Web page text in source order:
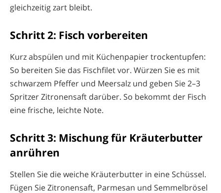
gleichzeitig zart bleibt.
Schritt 2: Fisch vorbereiten
Kurz abspülen und mit Küchenpapier trockentupfen:
So bereiten Sie das Fischfilet vor. Würzen Sie es mit
schwarzem Pfeffer und Meersalz und geben Sie 2–3
Spritzer Zitronensaft darüber. So bekommt der Fisch
eine frische, leichte Note.
Schritt 3: Mischung für Kräuterbutter
anrühren
Stellen Sie die weiche Kräuterbutter in eine Schüssel.
Fügen Sie Zitronensaft, Parmesan und Semmelbrösel